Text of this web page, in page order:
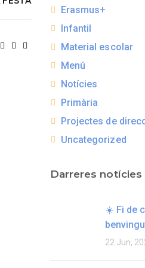
Erasmus+
Infantil
Material escolar
Menú
Notícies
Primària
Projectes de
Uncategorized
Darreres notícies
☀️ Fi de
22 Jun,